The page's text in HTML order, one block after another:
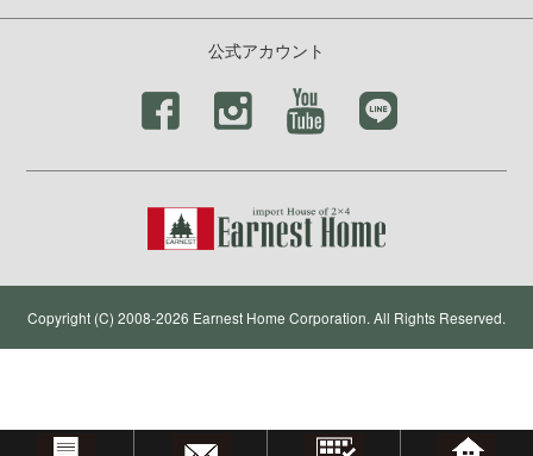
公式アカウント
Copyright (C) 2008-2026 Earnest Home Corporation. All Rights Reserved.